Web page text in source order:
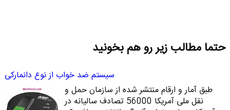
حتما مطالب زیر رو هم بخونید
سیستم ضد خواب از نوع دانمارکی
طبق آمار و ارقام منتشر شده از سازمان حمل و
نقل ملی آمریکا 56000 تصادف سالیانه در